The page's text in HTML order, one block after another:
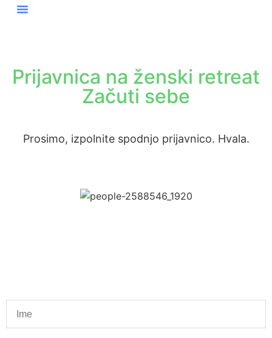
Prijavnica na ženski retreat
Začuti sebe
Prosimo, izpolnite spodnjo prijavnico. Hvala.